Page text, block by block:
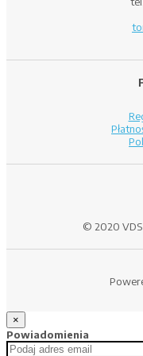
© 2020 VDS
×
Powiadomienia